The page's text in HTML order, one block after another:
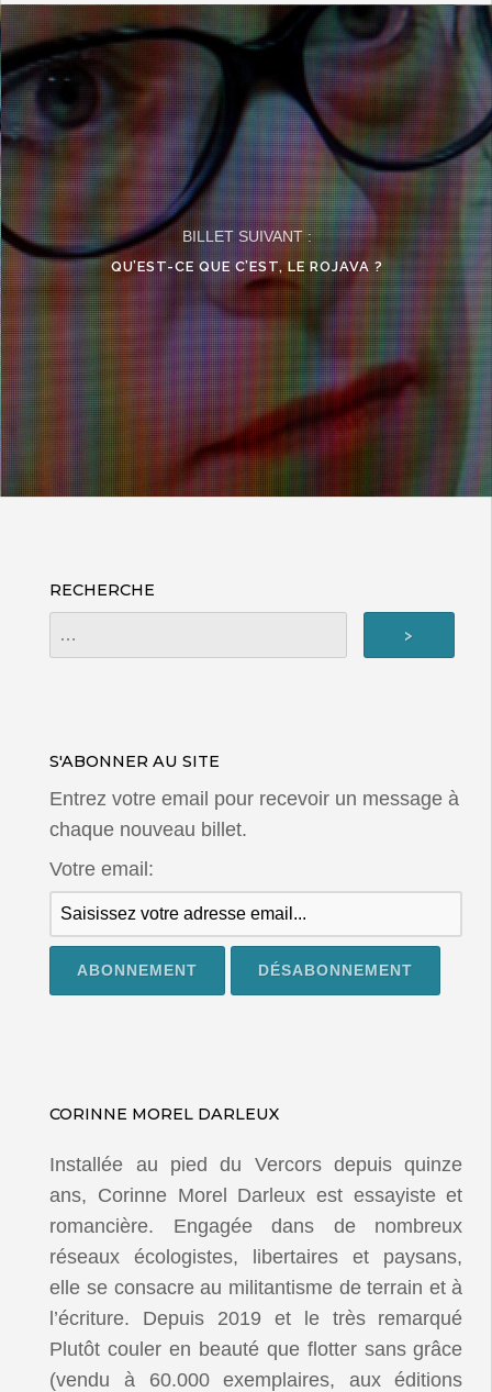
BILLET SUIVANT :
QU’EST-CE QUE C’EST, LE ROJAVA ?
RECHERCHE
S'ABONNER AU SITE
Entrez votre email pour recevoir un message à
chaque nouveau billet.
Votre email:
CORINNE MOREL DARLEUX
Installée au pied du Vercors depuis quinze
ans, Corinne Morel Darleux est essayiste et
romancière. Engagée dans de nombreux
réseaux écologistes, libertaires et paysans,
elle se consacre au militantisme de terrain et à
l’écriture. Depuis 2019 et le très remarqué
Plutôt couler en beauté que flotter sans grâce
(vendu à 60.000 exemplaires, aux éditions